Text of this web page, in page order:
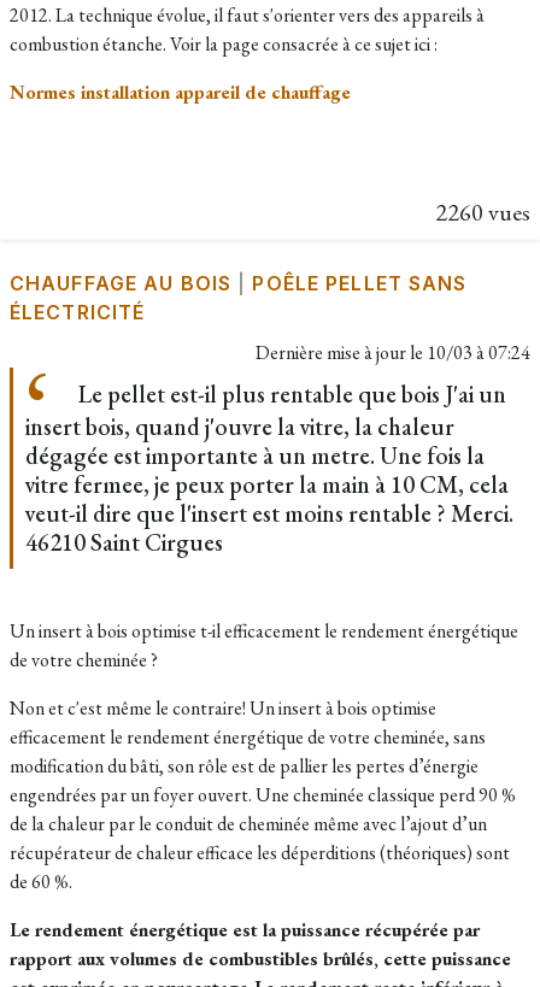
2012. La technique évolue, il faut s'orienter vers des appareils à
combustion étanche. Voir la page consacrée à ce sujet ici :
Normes installation appareil de chauffage
2260 vues
CHAUFFAGE AU BOIS
POÊLE PELLET SANS
ÉLECTRICITÉ
Dernière mise à jour le 10/03 à 07:24
Le pellet est-il plus rentable que bois J'ai un
insert bois, quand j'ouvre la vitre, la chaleur
dégagée est importante à un metre. Une fois la
vitre fermee, je peux porter la main à 10 CM, cela
veut-il dire que l'insert est moins rentable ? Merci.
46210 Saint Cirgues
Un insert à bois optimise t-il efficacement le rendement énergétique
de votre cheminée ?
Non et c'est même le contraire! Un insert à bois optimise
efficacement le rendement énergétique de votre cheminée, sans
modification du bâti, son rôle est de pallier les pertes d’énergie
engendrées par un foyer ouvert. Une cheminée classique perd 90 %
de la chaleur par le conduit de cheminée même avec l’ajout d’un
récupérateur de chaleur efficace les déperditions (théoriques) sont
de 60 %.
Le rendement énergétique est la puissance récupérée par
rapport aux volumes de combustibles brûlés, cette puissance